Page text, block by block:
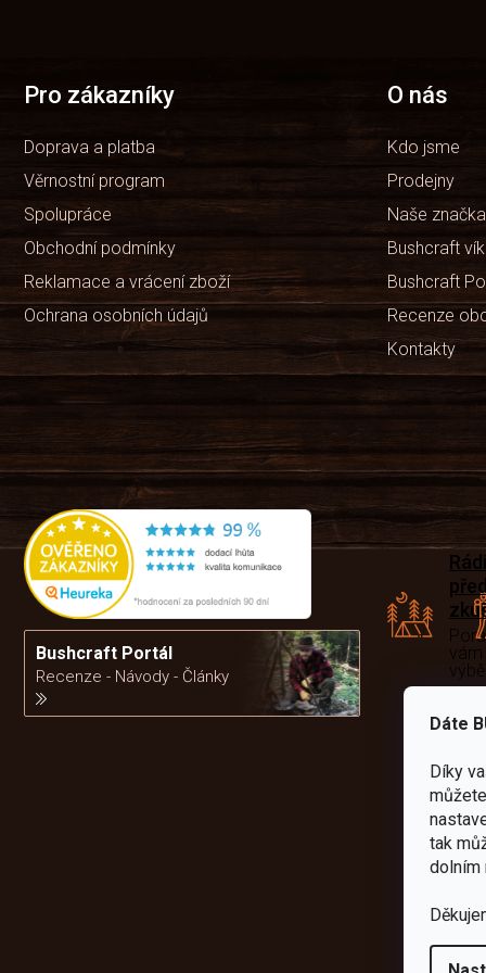
Dáte
Díky
tak
dolním
Pro zákazníky
Doprava a platba
Věrnostní program
Spolupráce
Obchodní podmínky
Reklamace a vrácení zboží
Ochrana osobních údajů
O nás
Kdo jsme
Prodejny
Naše
Bushcraft
Bushcraft
Recenze
Kontakty
Bushcraft Portál
Recenze - Návody - Články
Rádi
vám